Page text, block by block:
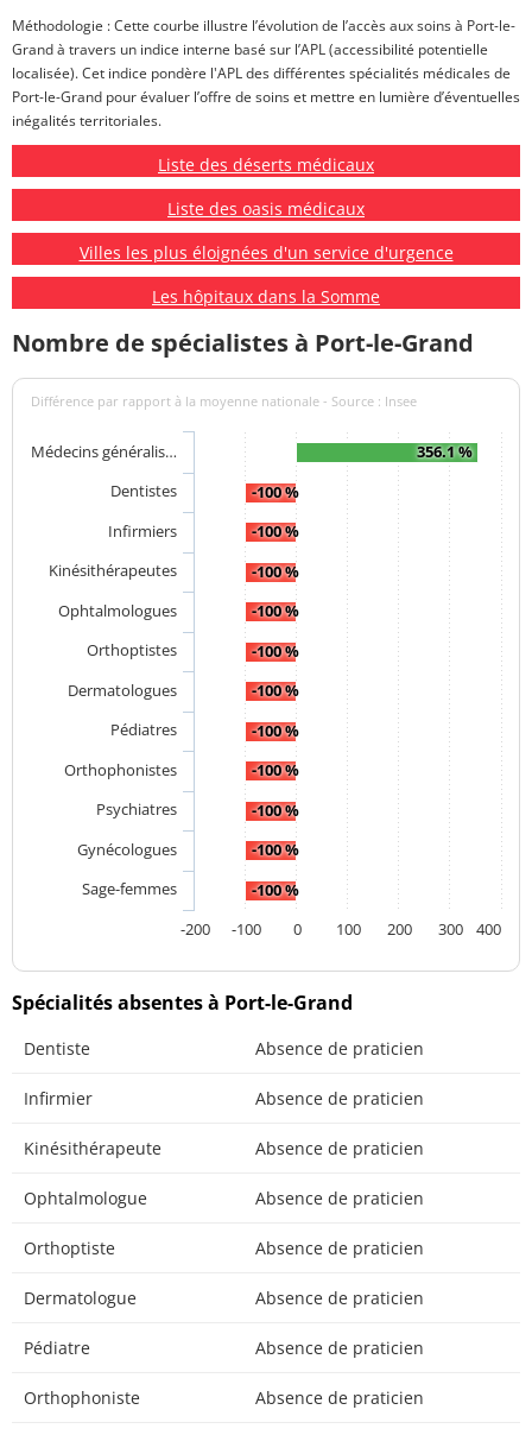
Méthodologie : Cette courbe illustre l’évolution de l’accès aux soins à Port-le-
Grand à travers un indice interne basé sur l’APL (accessibilité potentielle
localisée). Cet indice pondère l'APL des différentes spécialités médicales de
Port-le-Grand pour évaluer l’offre de soins et mettre en lumière d’éventuelles
inégalités territoriales.
Liste des déserts médicaux
Liste des oasis médicaux
Villes les plus éloignées d'un service d'urgence
Les hôpitaux dans la Somme
Nombre de spécialistes à Port-le-Grand
Différence par rapport à la moyenne nationale - Source : Insee
356.1 %
-100 %
-100 %
-100 %
-100 %
-100 %
-100 %
-100 %
-100 %
-100 %
-100 %
-100 %
Médecins généralis…
Dentistes
Infirmiers
Kinésithérapeutes
Ophtalmologues
Orthoptistes
Dermatologues
Pédiatres
Orthophonistes
Psychiatres
Gynécologues
Sage-femmes
-200
-100 0 100 200 300 400
Spécialités absentes à Port-le-Grand
Dentiste Absence de praticien
Infirmier Absence de praticien
Kinésithérapeute Absence de praticien
Ophtalmologue Absence de praticien
Orthoptiste Absence de praticien
Dermatologue Absence de praticien
Pédiatre Absence de praticien
Orthophoniste Absence de praticien